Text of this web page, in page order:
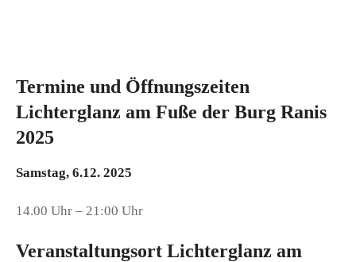
Termine und Öffnungszeiten
Lichterglanz am Fuße der Burg Ranis
2025
Samstag, 6.12. 2025
14.00 Uhr – 21:00 Uhr
Veranstaltungsort Lichterglanz am